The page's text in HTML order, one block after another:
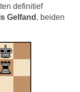
definitief
Gelfand , beiden